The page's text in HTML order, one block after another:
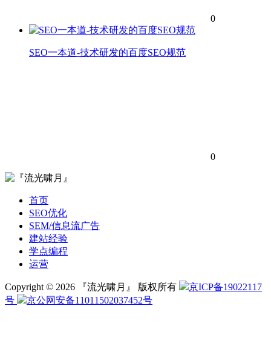
0
SEO一本道-技术研发的百度SEO规范
0
首页
SEO优化
SEM/信息流广告
建站经验
学点编程
运营
Copyright © 2026 『流光啸月』 版权所有
京ICP备19022117
号
京公网安备11011502037452号